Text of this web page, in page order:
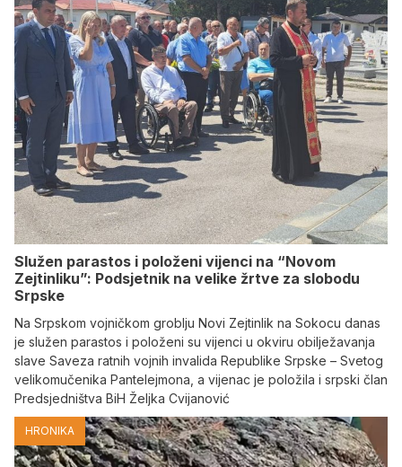
Služen parastos i položeni vijenci na “Novom
Zejtinliku”: Podsjetnik na velike žrtve za slobodu
Srpske
Na Srpskom vojničkom groblju Novi Zejtinlik na Sokocu danas
je služen parastos i položeni su vijenci u okviru obilježavanja
slave Saveza ratnih vojnih invalida Republike Srpske – Svetog
velikomučenika Pantelejmona, a vijenac je položila i srpski član
Predsjedništva BiH Željka Cvijanović
HRONIKA